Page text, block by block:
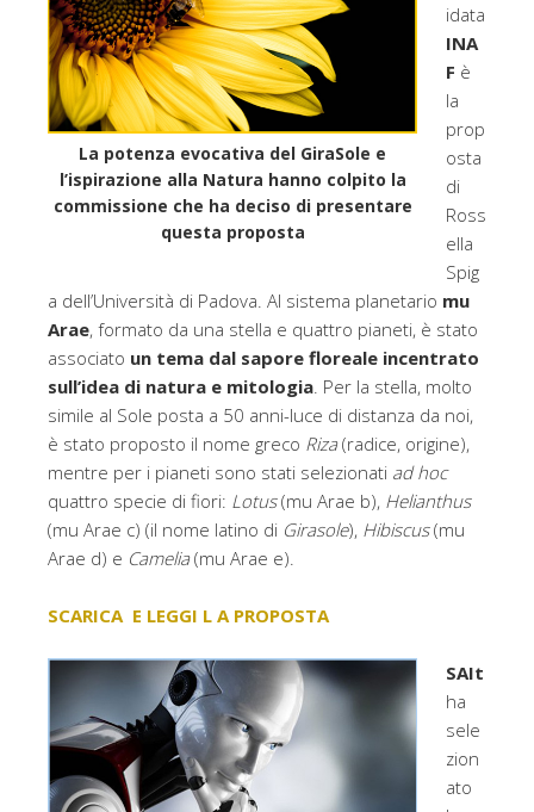
La potenza evocativa del GiraSole e
l’ispirazione alla Natura hanno colpito la
commissione che ha deciso di presentare
questa proposta
idata
INA
F è
la
prop
osta
di
Ross
ella
Spig
a dell’Università di Padova. Al sistema planetario mu
Arae, formato da una stella e quattro pianeti, è stato
associato un tema dal sapore floreale incentrato
sull’idea di natura e mitologia. Per la stella, molto
simile al Sole posta a 50 anni-luce di distanza da noi,
è stato proposto il nome greco Riza(radice, origine),
mentre per i pianeti sono stati selezionati ad hoc
quattro specie di fiori: Lotus(mu Arae b), Helianthus
(mu Arae c) (il nome latino di Girasole), Hibiscus(mu
Arae d) e Camelia(mu Arae e).
SCARICA E LEGGI L A PROPOSTA
SAIt
ha
sele
zion
ato